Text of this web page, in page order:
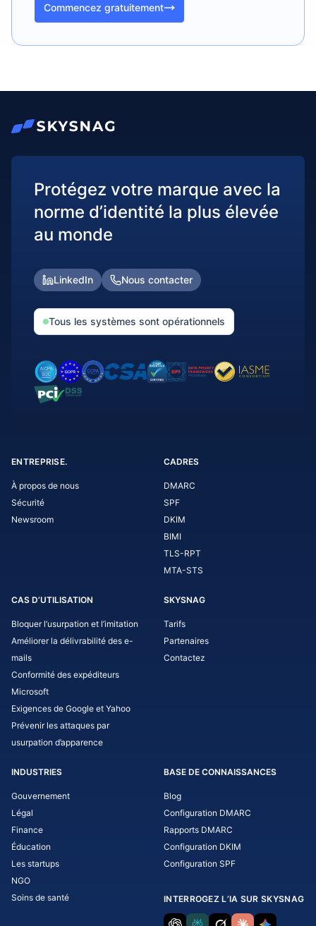
Commencez gratuitement
Protégez votre marque avec la
norme d’identité la plus élevée
au monde
LinkedIn Nous contacter
Tous les systèmes sont opérationnels
ENTREPRISE.
À propos de nous
Sécurité
Newsroom
CADRES
DMARC
SPF
DKIM
BIMI
TLS-RPT
MTA-STS
CAS D’UTILISATION
Bloquer l’usurpation et l’imitation
Améliorer la délivrabilité des e-
mails
Conformité des expéditeurs
Microsoft
Exigences de Google et Yahoo
Prévenir les attaques par
usurpation d’apparence
SKYSNAG
Tarifs
Partenaires
Contactez
INDUSTRIES
Gouvernement
Légal
Finance
Éducation
Les startups
NGO
Soins de santé
BASE DE CONNAISSANCES
Blog
Configuration DMARC
Rapports DMARC
Configuration DKIM
Configuration SPF
INTERROGEZ L’IA SUR SKYSNAG